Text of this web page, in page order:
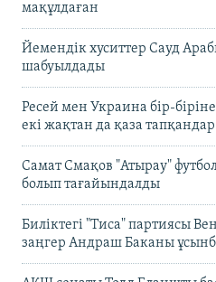
мақұлдаған
Йемендік хуситтер Сауд
шабуылдады
Ресей мен Украина бір-
екі жақтан да қаза
Самат Смақов "Атырау"
болып тағайындалды
Биліктегі "Тиса" партиясы
заңгер Андраш Баканы